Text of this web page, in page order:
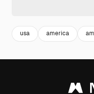
usa america